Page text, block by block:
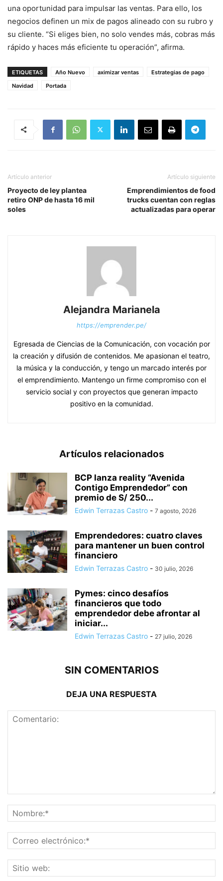
una oportunidad para impulsar las ventas. Para ello, los
negocios definen un mix de pagos alineado con su rubro y
su cliente. “Si eliges bien, no solo vendes más, cobras más
rápido y haces más eficiente tu operación”, afirma.
ETIQUETAS Año Nuevo aximizar ventas
Estrategias de pago
Navidad
Portada
Artículo anterior
Proyecto de ley plantea
retiro ONP de hasta 16 mil
soles
Artículo siguiente
Emprendimientos de food
trucks cuentan con reglas
actualizadas para operar
Alejandra Marianela
https://emprender.pe/
Egresada de Ciencias de la Comunicación, con vocación por
la creación y difusión de contenidos. Me apasionan el teatro,
la música y la conducción, y tengo un marcado interés por
el emprendimiento. Mantengo un firme compromiso con el
servicio social y con proyectos que generan impacto
positivo en la comunidad.
Artículos relacionados
BCP lanza reality “Avenida
Contigo Emprendedor” con
premio de S/ 250...
Edwin Terrazas Castro - 7 agosto, 2026
Emprendedores: cuatro claves
para mantener un buen control
financiero
Edwin Terrazas Castro - 30 julio, 2026
Pymes: cinco desafíos
financieros que todo
emprendedor debe afrontar al
iniciar...
Edwin Terrazas Castro - 27 julio, 2026
SIN COMENTARIOS
DEJA UNA RESPUESTA